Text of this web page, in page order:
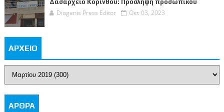
Δασαρχείο Κορίνθου: Πρόσληψη προσωπικού
Diogenis Press Editor Οκτ 03, 2023
ΑΡΧΕΙΟ
ΑΡΘΡΑ